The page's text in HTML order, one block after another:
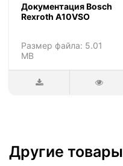
Документация Bosch
Rexroth A10VSO
Размер файла: 5.01
MB
Другие товары